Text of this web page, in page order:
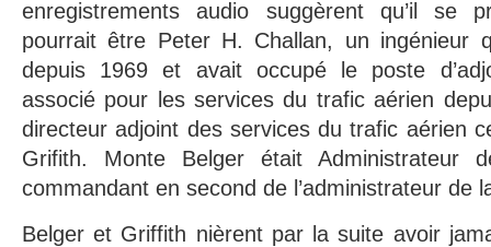
enregistrements audio suggèrent qu’il se
pourrait être Peter H. Challan, un ingénieur
depuis 1969 et avait occupé le poste
associé pour les services du trafic aérien
directeur adjoint des services du trafic aérien
Grifith. Monte Belger était Administrateur
commandant en second de l’administrateur de
Belger et Griffith nièrent par la suite avoir